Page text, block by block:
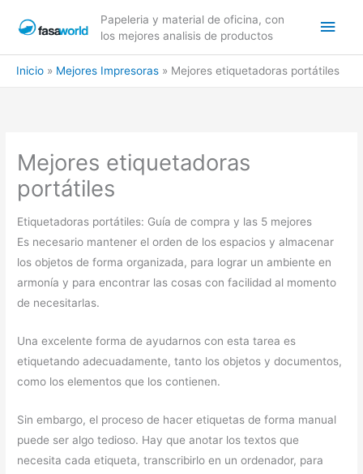
Papeleria y material de oficina, con
los mejores analisis de productos
Inicio Mejores Impresoras Mejores etiquetadoras portátiles
Mejores etiquetadoras
portátiles
Etiquetadoras portátiles: Guía de compra y las 5 mejores
Es necesario mantener el orden de los espacios y almacenar
los objetos de forma organizada, para lograr un ambiente en
armonía y para encontrar las cosas con facilidad al momento
de necesitarlas.
Una excelente forma de ayudarnos con esta tarea es
etiquetando adecuadamente, tanto los objetos y documentos,
como los elementos que los contienen.
Sin embargo, el proceso de hacer etiquetas de forma manual
puede ser algo tedioso. Hay que anotar los textos que
necesita cada etiqueta, transcribirlo en un ordenador, para